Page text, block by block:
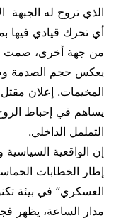
الذي تروج له الجبهة
أي تحرك قيادي فيها
​من جهة أخرى، صمت
يعكس حجم الصدمة
المخيمات. إعلان
يساهم في إحباط الروح
التململ الداخلي.
​إن الواقعية
إطار الخطابات
العسكري” في بيئة
مدار الساعة، يظهر